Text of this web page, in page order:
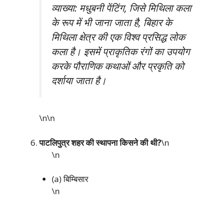
व्याख्या: मधुबनी पेंटिंग, जिसे मिथिला कला
के रूप में भी जाना जाता है, बिहार के
मिथिला क्षेत्र की एक विश्व प्रसिद्ध लोक
कला है। इसमें प्राकृतिक रंगों का उपयोग
करके पौराणिक कथाओं और प्रकृति को
दर्शाया जाता है।
\n\n
पाटलिपुत्र शहर की स्थापना किसने की थी?\n
\n
(a) बिम्बिसार
\n